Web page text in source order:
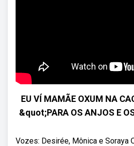
EU VÍ MAMÃE OXUM NA
&quot;PARA OS ANJOS E
Vozes: Desirée, Mônica e Soraya